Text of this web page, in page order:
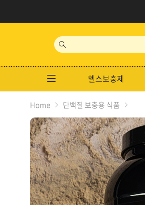
헬스보충제
Home 단백질 보충용 식품